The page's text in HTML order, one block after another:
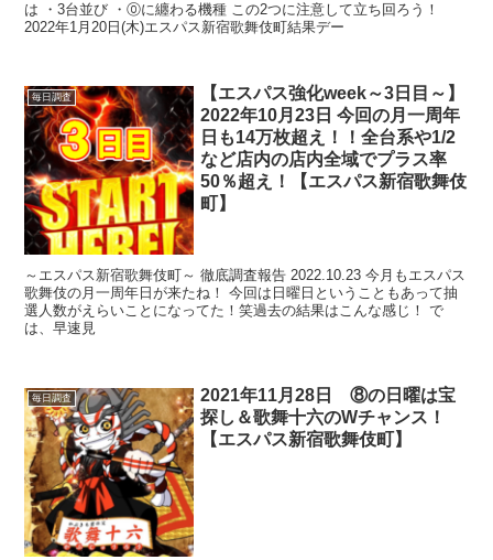
は ・3台並び ・⓪に纏わる機種 この2つに注意して立ち回ろう！
2022年1月20日(木)エスパス新宿歌舞伎町結果デー
毎日調査
【エスパス強化week～3日目～】
2022年10月23日 今回の月一周年
日も14万枚超え！！全台系や1/2
など店内の店内全域でプラス率
50％超え！【エスパス新宿歌舞伎
町】
～エスパス新宿歌舞伎町～ 徹底調査報告 2022.10.23 今月もエスパス
歌舞伎の月一周年日が来たね！ 今回は日曜日ということもあって抽
選人数がえらいことになってた！笑過去の結果はこんな感じ！ で
は、早速見
毎日調査
2021年11月28日 ⑧の日曜は宝
探し＆歌舞十六のWチャンス！
【エスパス新宿歌舞伎町】